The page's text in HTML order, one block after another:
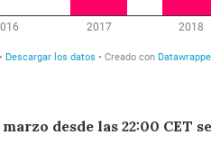
desde las 22:00 CET